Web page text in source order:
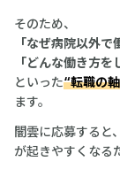
そのため、
「なぜ病院以外で
「どんな働き方を
といった“転職の
ます。
闇雲に応募すると
が起きやすくなる